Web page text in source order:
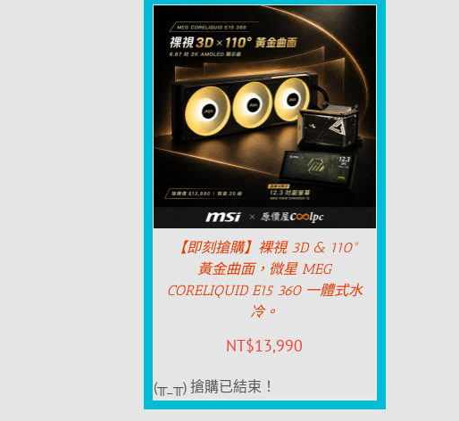
【即刻搶購】裸視 3D & 110°
黃金曲面，微星 MEG
CORELIQUID E15 360 一體式水
冷。
NT$13,990
(╥_╥) 搶購已結束！